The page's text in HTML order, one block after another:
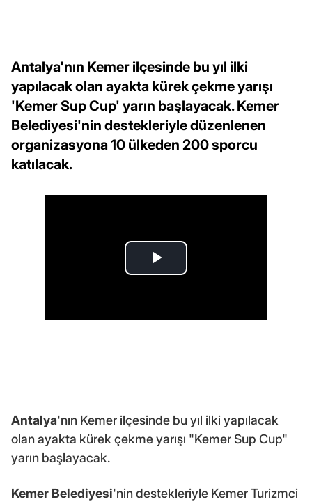
Antalya'nın Kemer ilçesinde bu yıl ilki
yapılacak olan ayakta kürek çekme yarışı
'Kemer Sup Cup' yarın başlayacak. Kemer
Belediyesi'nin destekleriyle düzenlenen
organizasyona 10 ülkeden 200 sporcu
katılacak.
Antalya'nın Kemer ilçesinde bu yıl ilki yapılacak
olan ayakta kürek çekme yarışı "Kemer Sup Cup"
yarın başlayacak.
Kemer Belediyesi'nin destekleriyle Kemer Turizmci